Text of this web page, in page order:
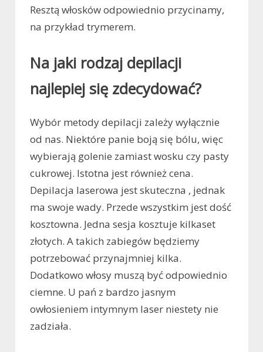
Resztą włosków odpowiednio przycinamy,
na przykład trymerem.
Na jaki rodzaj depilacji
najlepiej się zdecydować?
Wybór metody depilacji zależy wyłącznie
od nas. Niektóre panie boją się bólu, więc
wybierają golenie zamiast wosku czy pasty
cukrowej. Istotna jest również cena.
Depilacja laserowa jest skuteczna , jednak
ma swoje wady. Przede wszystkim jest dość
kosztowna. Jedna sesja kosztuje kilkaset
złotych. A takich zabiegów będziemy
potrzebować przynajmniej kilka.
Dodatkowo włosy muszą być odpowiednio
ciemne. U pań z bardzo jasnym
owłosieniem intymnym laser niestety nie
zadziała.